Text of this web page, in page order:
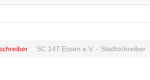
SC 147 Essen e.V. - Stadtschreiber